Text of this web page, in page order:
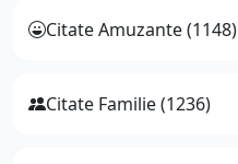
Citate Amuzante (1148)
Citate Familie (1236)